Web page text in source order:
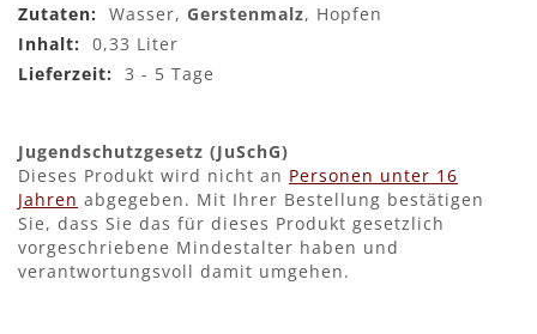
Wasser, Gerstenmalz, Hopfen
0,33 Liter
3 - 5 Tage
Jugendschutzgesetz (JuSchG)
Dieses Produkt wird nicht an Personen unter 16
Jahren abgegeben. Mit Ihrer Bestellung bestätigen
Sie, dass Sie das für dieses Produkt gesetzlich
vorgeschriebene Mindestalter haben und
verantwortungsvoll damit umgehen.